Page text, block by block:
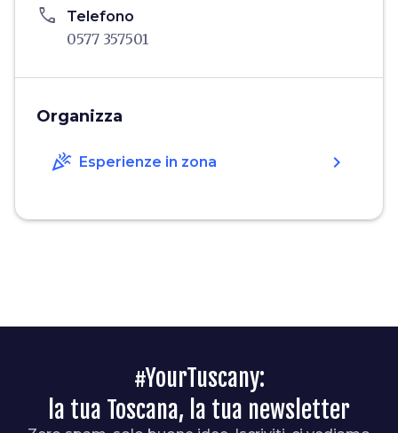
phone Telefono
0577 357501
Organizza
celebration Esperienze in zona chevron_right
#YourTuscany:
la tua Toscana, la tua newsletter